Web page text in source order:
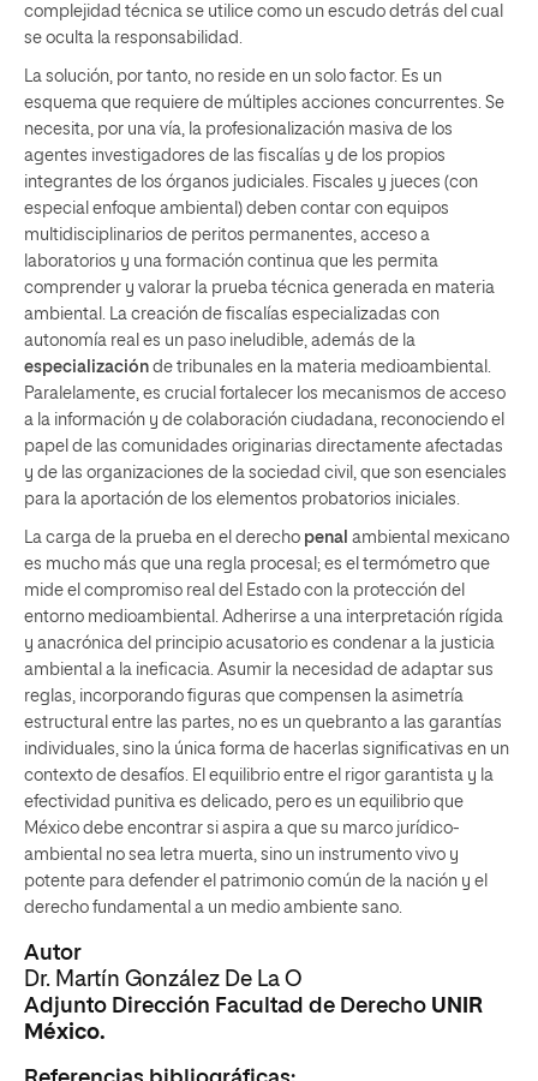
complejidad técnica se utilice como un escudo detrás del cual
se oculta la responsabilidad.
La solución, por tanto, no reside en un solo factor. Es un
esquema que requiere de múltiples acciones concurrentes. Se
necesita, por una vía, la profesionalización masiva de los
agentes investigadores de las fiscalías y de los propios
integrantes de los órganos judiciales. Fiscales y jueces (con
especial enfoque ambiental) deben contar con equipos
multidisciplinarios de peritos permanentes, acceso a
laboratorios y una formación continua que les permita
comprender y valorar la prueba técnica generada en materia
ambiental. La creación de fiscalías especializadas con
autonomía real es un paso ineludible, además de la
especialización de tribunales en la materia medioambiental.
Paralelamente, es crucial fortalecer los mecanismos de acceso
a la información y de colaboración ciudadana, reconociendo el
papel de las comunidades originarias directamente afectadas
y de las organizaciones de la sociedad civil, que son esenciales
para la aportación de los elementos probatorios iniciales.
La carga de la prueba en el derecho penal ambiental mexicano
es mucho más que una regla procesal; es el termómetro que
mide el compromiso real del Estado con la protección del
entorno medioambiental. Adherirse a una interpretación rígida
y anacrónica del principio acusatorio es condenar a la justicia
ambiental a la ineficacia. Asumir la necesidad de adaptar sus
reglas, incorporando figuras que compensen la asimetría
estructural entre las partes, no es un quebranto a las garantías
individuales, sino la única forma de hacerlas significativas en un
contexto de desafíos. El equilibrio entre el rigor garantista y la
efectividad punitiva es delicado, pero es un equilibrio que
México debe encontrar si aspira a que su marco jurídico-
ambiental no sea letra muerta, sino un instrumento vivo y
potente para defender el patrimonio común de la nación y el
derecho fundamental a un medio ambiente sano.
Autor
Dr. Martín González De La O
Adjunto Dirección Facultad de Derecho UNIR
México.